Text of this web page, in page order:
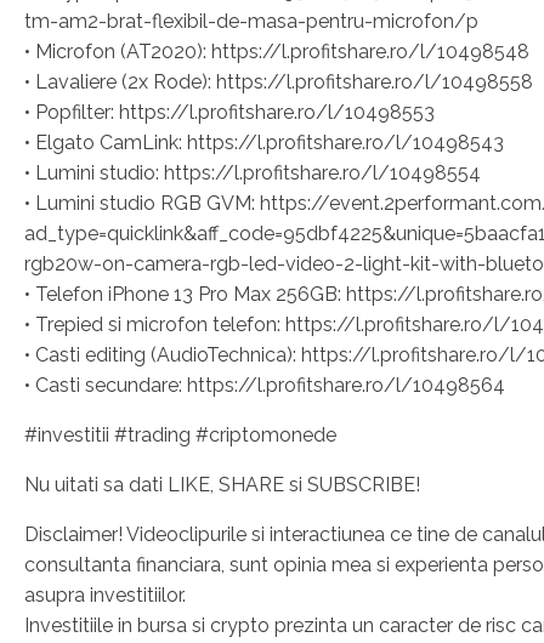
tm-am2-brat-flexibil-de-masa-pentru-microfon/p
• Microfon (AT2020): https://l.profitshare.ro/l/10498548
• Lavaliere (2x Rode): https://l.profitshare.ro/l/10498558
• Popfilter: https://l.profitshare.ro/l/10498553
• Elgato CamLink: https://l.profitshare.ro/l/10498543
• Lumini studio: https://l.profitshare.ro/l/10498554
• Lumini studio RGB GVM: https://
rgb20w-on-camera-rgb-led-video-2-light-kit-with-
• Telefon iPhone 13 Pro Max 256GB: https://
• Trepied si microfon telefon: https://l.profitshare.ro/l/
• Casti editing (AudioTechnica): https://l.profitshare.ro/l/
• Casti secundare: https://l.profitshare.ro/l/10498564
#investitii #trading #criptomonede
Nu uitati sa dati LIKE, SHARE si SUBSCRIBE!
Disclaimer! Videoclipurile si interactiunea ce tine de
consultanta financiara, sunt opinia mea si experienta
asupra investitiilor.
Investitiile in bursa si crypto prezinta un caracter de risc